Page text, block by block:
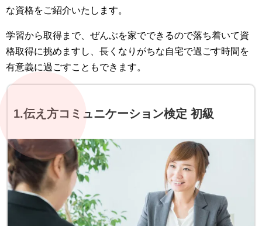
な資格をご紹介いたします。
学習から取得まで、ぜんぶを家でできるので落ち着いて資
格取得に挑めますし、長くなりがちな自宅で過ごす時間を
有意義に過ごすこともできます。
1.伝え方コミュニケーション検定 初級